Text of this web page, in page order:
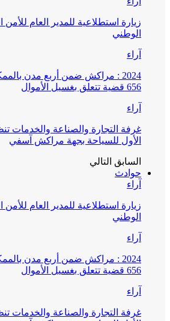
زيارة استطلاعية للمدير العام
الوطني
آراء
2024 : مراكش ضمن أربع مدن
656 قضية تتعلق بغسيل الأموال
آراء
غرفة التجارة والصناعة والخدمات
الأول للسياحة بجهة مراكش آسفي
السابق التالي
حوادث
آراء
زيارة استطلاعية للمدير العام
الوطني
آراء
2024 : مراكش ضمن أربع مدن
656 قضية تتعلق بغسيل الأموال
آراء
غرفة التجارة والصناعة والخدمات